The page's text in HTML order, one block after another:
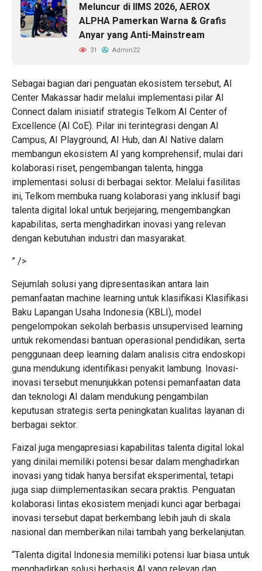
Meluncur di IIMS 2026, AEROX
ALPHA Pamerkan Warna & Grafis
Anyar yang Anti-Mainstream
31 Admin22
Sebagai bagian dari penguatan ekosistem tersebut, AI
Center Makassar hadir melalui implementasi pilar AI
Connect dalam inisiatif strategis Telkom AI Center of
Excellence (AI CoE). Pilar ini terintegrasi dengan AI
Campus, AI Playground, AI Hub, dan AI Native dalam
membangun ekosistem AI yang komprehensif, mulai dari
kolaborasi riset, pengembangan talenta, hingga
implementasi solusi di berbagai sektor. Melalui fasilitas
ini, Telkom membuka ruang kolaborasi yang inklusif bagi
talenta digital lokal untuk berjejaring, mengembangkan
kapabilitas, serta menghadirkan inovasi yang relevan
dengan kebutuhan industri dan masyarakat.
” />
Sejumlah solusi yang dipresentasikan antara lain
pemanfaatan machine learning untuk klasifikasi Klasifikasi
Baku Lapangan Usaha Indonesia (KBLI), model
pengelompokan sekolah berbasis unsupervised learning
untuk rekomendasi bantuan operasional pendidikan, serta
penggunaan deep learning dalam analisis citra endoskopi
guna mendukung identifikasi penyakit lambung. Inovasi-
inovasi tersebut menunjukkan potensi pemanfaatan data
dan teknologi AI dalam mendukung pengambilan
keputusan strategis serta peningkatan kualitas layanan di
berbagai sektor.
Faizal juga mengapresiasi kapabilitas talenta digital lokal
yang dinilai memiliki potensi besar dalam menghadirkan
inovasi yang tidak hanya bersifat eksperimental, tetapi
juga siap diimplementasikan secara praktis. Penguatan
kolaborasi lintas ekosistem menjadi kunci agar berbagai
inovasi tersebut dapat berkembang lebih jauh di skala
nasional dan memberikan nilai tambah yang berkelanjutan.
“Talenta digital Indonesia memiliki potensi luar biasa untuk